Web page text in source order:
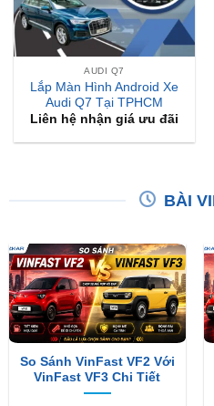
AUDI Q7
Lắp Màn Hình Android Xe
Audi Q7 Tại TPHCM
Liên hệ nhận giá ưu đãi
BÀI
So Sánh VinFast VF2 Với
VinFast VF3 Chi Tiết